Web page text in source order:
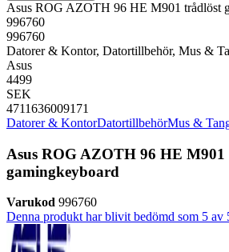
Asus ROG AZOTH 96 HE M901 trådlöst
996760
996760
Datorer & Kontor, Datortillbehör, Mus &
Asus
4499
SEK
4711636009171
Datorer & KontorDatortillbehörMus &
Asus ROG AZOTH 96 HE
gamingkeyboard
Varukod 996760
Denna produkt har blivit bedömd som 5 av